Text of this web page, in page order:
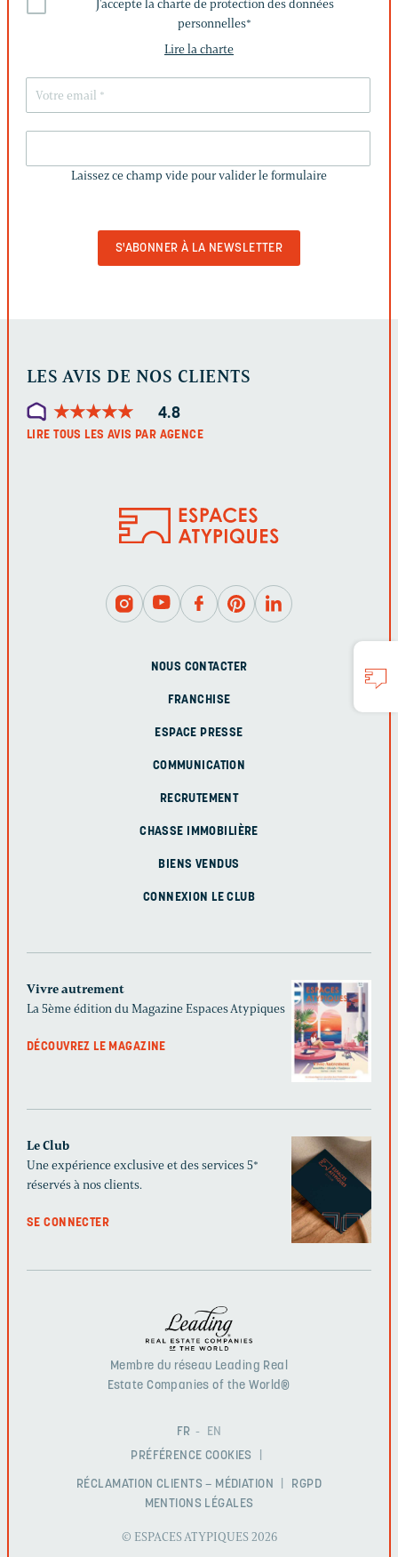
J'accepte la charte de protection des données
personnelles*
Lire la charte
CHAMP
Laissez ce champ vide pour valider le formulaire
LES AVIS DE NOS CLIENTS
★★★★★
★★★★★ 4.8
LIRE TOUS LES AVIS PAR AGENCE
NOUS CONTACTER
FRANCHISE
ESPACE PRESSE
COMMUNICATION
RECRUTEMENT
CHASSE IMMOBILIÈRE
BIENS VENDUS
CONNEXION LE CLUB
Vivre autrement
La 5ème édition du Magazine Espaces Atypiques
DÉCOUVREZ LE MAGAZINE
Le Club
Une expérience exclusive et des services 5*
réservés à nos clients.
SE CONNECTER
Membre du réseau Leading Real
Estate Companies of the World®
FR
EN
PRÉFÉRENCE COOKIES
RÉCLAMATION CLIENTS – MÉDIATION
RGPD
MENTIONS LÉGALES
© ESPACES ATYPIQUES 2026